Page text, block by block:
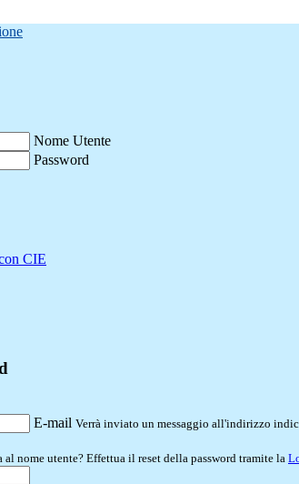
Nome Utente
Password
CIE
E-mail Verrà inviato un messaggio all'indirizzo
al nome utente? Effettua il reset della password tramite la